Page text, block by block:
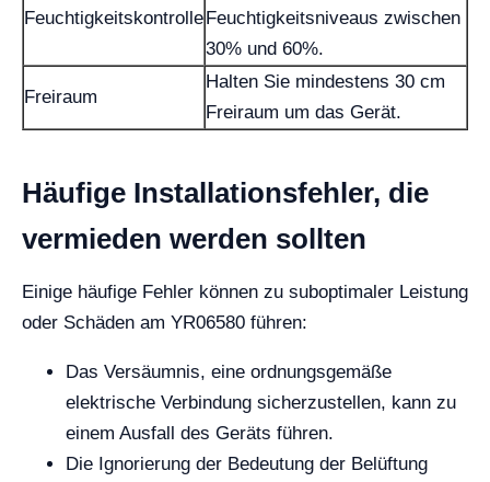
Feuchtigkeitskontrolle Feuchtigkeitsniveaus zwischen
30% und 60%.
Freiraum
Halten Sie mindestens 30 cm
Freiraum um das Gerät.
Häufige Installationsfehler, die
vermieden werden sollten
Einige häufige Fehler können zu suboptimaler Leistung
oder Schäden am YR06580 führen:
Das Versäumnis, eine ordnungsgemäße
elektrische Verbindung sicherzustellen, kann zu
einem Ausfall des Geräts führen.
Die Ignorierung der Bedeutung der Belüftung